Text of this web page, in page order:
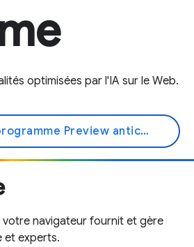
optimisées par l'IA sur le Web.
Rejoindre le programme Preview anticipée
votre navigateur fournit et gère
et experts.